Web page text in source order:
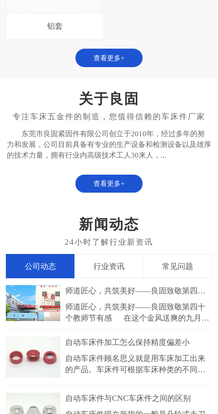
铝套
查看更多+
关于良固
东莞市良固紧固件有限公司创立于2010年，经过多年的努
力和发展，公司目前具备有专业的生产设备和检测设备以及雄厚
的技术力量，拥有行业内高级技术工人30来人，...
查看更多+
新闻动态
公司动态 行业资讯 常见问题
师道匠心，共筑美好——良固致敬第四十个教师节有感
师道匠心，共筑美好——良固致敬第四十
个教师节有感 在这个金风送爽的九月，
——教师节。教师，如璀璨星辰照亮学子
书写着育人的壮丽篇章。而在另一片天地
中，良固厂家的工人们也在默默坚守，用
​自动车床件加工怎么保持精度偏差小
自动车床件顾名思义就是用车床加工出来
的产品。车床件可根据车床种类的不同，
材料有铜，铁，铝，不锈钢等。比较常见
自动车床件与CNC车床件之间的区别